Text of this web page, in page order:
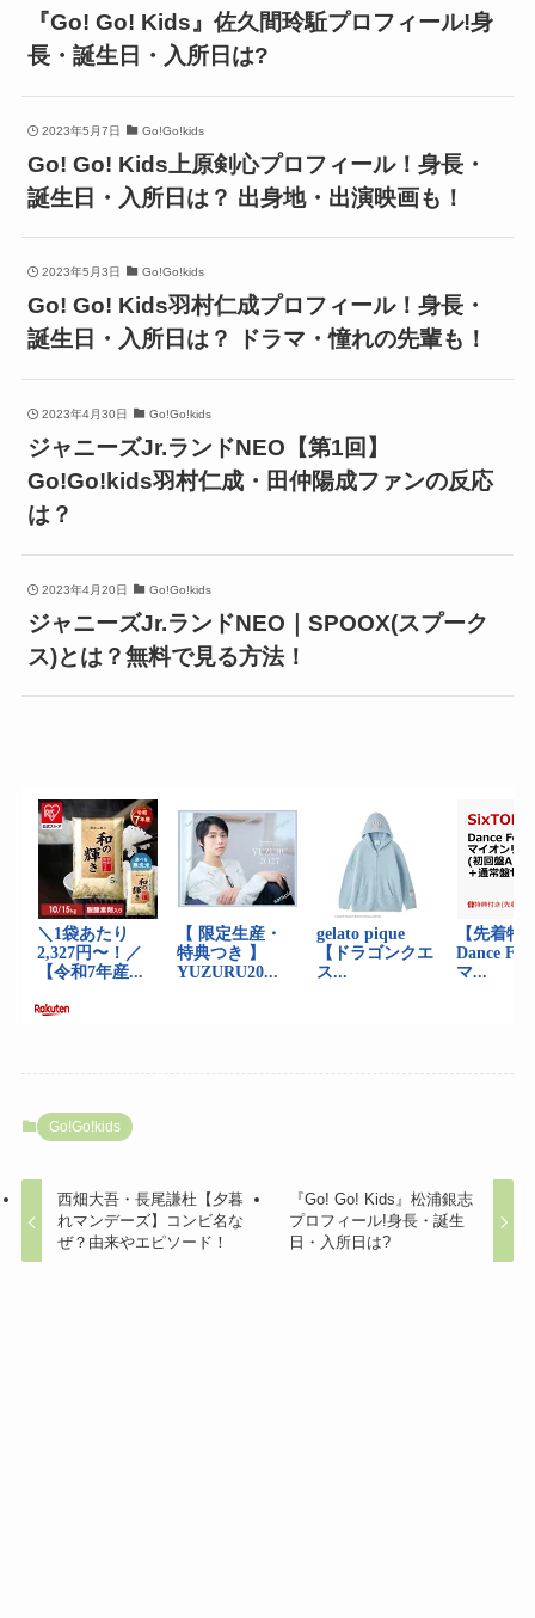
『Go! Go! Kids』佐久間玲駈プロフィール!身
長・誕生日・入所日は?
2023年5月7日 Go!Go!kids
Go! Go! Kids上原剣心プロフィール！身長・
誕生日・入所日は？ 出身地・出演映画も！
2023年5月3日 Go!Go!kids
Go! Go! Kids羽村仁成プロフィール！身長・
誕生日・入所日は？ ドラマ・憧れの先輩も！
2023年4月30日 Go!Go!kids
ジャニーズJr.ランドNEO【第1回】
Go!Go!kids羽村仁成・田仲陽成ファンの反応
は？
2023年4月20日 Go!Go!kids
ジャニーズJr.ランドNEO｜SPOOX(スプーク
ス)とは？無料で見る方法！
Go!Go!kids
西畑大吾・長尾謙杜【夕暮
れマンデーズ】コンビ名な
ぜ？由来やエピソード！
『Go! Go! Kids』松浦銀志
プロフィール!身長・誕生
日・入所日は?